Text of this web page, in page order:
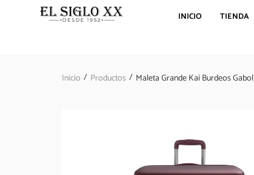
INICIO TIENDA
Inicio / Productos / Maleta Grande Kai Burdeos Gabol